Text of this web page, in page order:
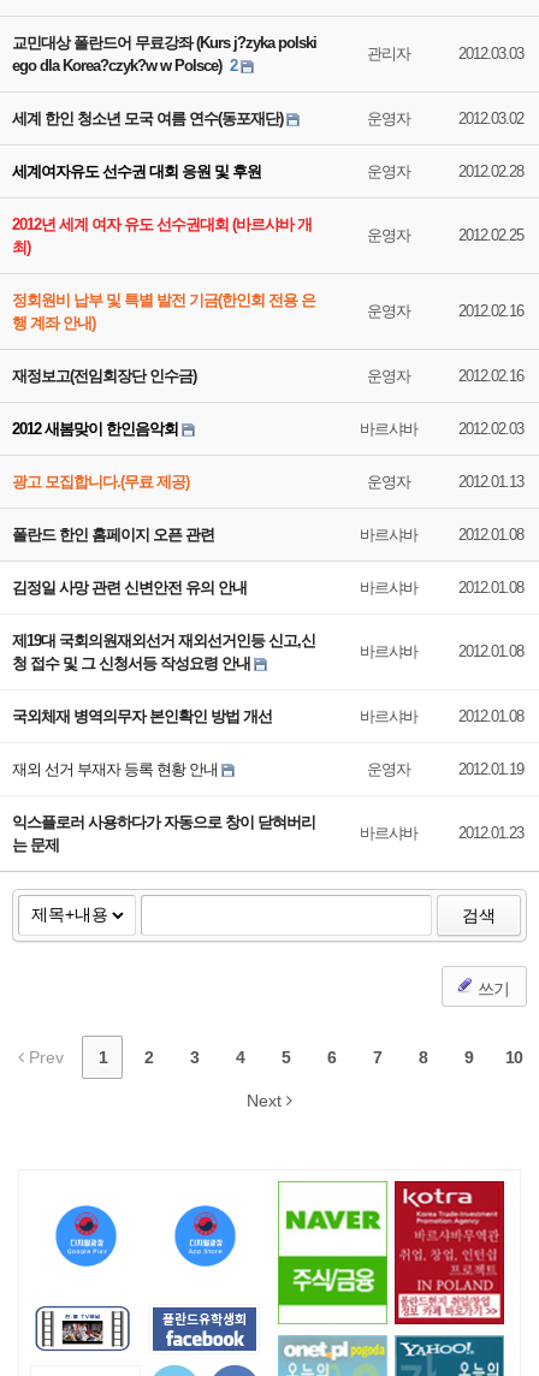
교민대상 폴란드어 무료강좌 (Kurs j?zyka polski
ego dla Korea?czyk?w w Polsce) 2
관리자 2012.03.03
세계 한인 청소년 모국 여름 연수(동포재단) 운영자 2012.03.02
세계여자유도 선수권 대회 응원 및 후원 운영자 2012.02.28
2012년 세계 여자 유도 선수권대회 (바르샤바 개
최)
운영자 2012.02.25
정회원비 납부 및 특별 발전 기금(한인회 전용 은
행 계좌 안내)
운영자 2012.02.16
재정보고(전임회장단 인수금) 운영자 2012.02.16
2012 새봄맞이 한인음악회 바르샤바 2012.02.03
광고 모집합니다.(무료 제공) 운영자 2012.01.13
폴란드 한인 홈페이지 오픈 관련 바르샤바 2012.01.08
김정일 사망 관련 신변안전 유의 안내 바르샤바 2012.01.08
제19대 국회의원재외선거 재외선거인등 신고,신
청 접수 및 그 신청서등 작성요령 안내
바르샤바 2012.01.08
국외체재 병역의무자 본인확인 방법 개선 바르샤바 2012.01.08
재외 선거 부재자 등록 현황 안내 운영자 2012.01.19
익스플로러 사용하다가 자동으로 창이 닫혀버리
는 문제
바르샤바 2012.01.23
검색
쓰기
Prev 1 2 3 4 5 6 7 8 9 10
Next